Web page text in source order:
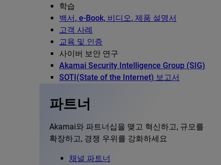
학습
백서, e-Book, 비디오, 제품 설명서
고객 사례
교육 및 인증
사이버 보안 연구
Akamai Security Intelligence Group (SIG)
SOTI(State of the Internet) 보고서
파트너
Akamai와 파트너십을 맺고 혁신하고, 규모를
확장하고, 경쟁 우위를 강화하세요
채널 파트너